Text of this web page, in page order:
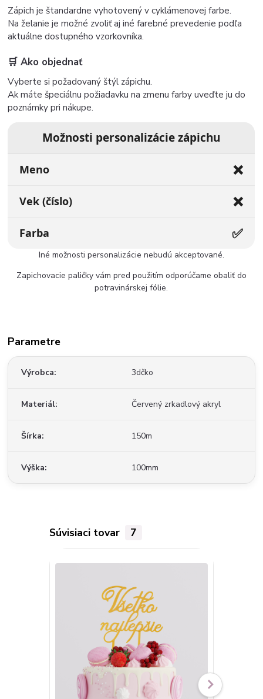
Zápich je štandardne vyhotovený v cyklámenovej farbe.
Na želanie je možné zvoliť aj iné farebné prevedenie podľa
aktuálne dostupného vzorkovníka.
🛒 Ako objednať
Vyberte si požadovaný štýl zápichu.
Ak máte špeciálnu požiadavku na zmenu farby uveďte ju do
poznámky pri nákupe.
Možnosti personalizácie zápichu
Meno ❌
Vek (číslo) ❌
Farba ✅
Iné možnosti personalizácie nebudú akceptované.
Zapichovacie paličky vám pred použitím odporúčame obaliť do
potravinárskej fólie.
Parametre
Výrobca 3dčko
Materiál Červený zrkadlový akryl
Šírka 150m
Výška 100mm
Súvisiaci tovar 7